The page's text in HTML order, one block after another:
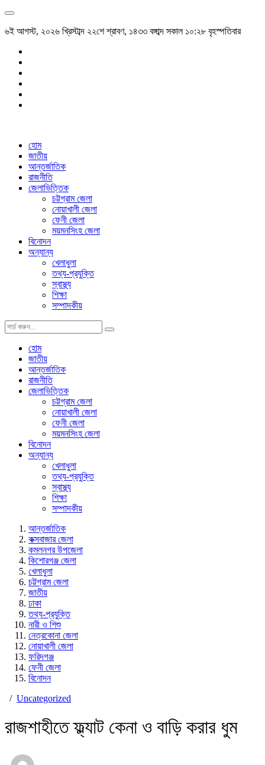
৬ই আগস্ট, ২০২৬ খ্রিস্টাব্দ ২২শে শ্রাবণ, ১৪৩৩ বঙ্গাব্দ সকাল ১০:২৮ বৃহস্পতিবার
হোম
জাতীয়
আন্তর্জাতিক
রাজনীতি
জেলাভিত্তিক
চট্টগ্রাম জেলা
নোয়াখালী জেলা
ফেনী জেলা
ময়মনসিংহ জেলা
বিনোদন
অন্যান্য
খেলাধুলা
তথ্য-প্রযুক্তি
স্বাস্থ্য
শিক্ষা
সম্পাদকীয়
হোম
জাতীয়
আন্তর্জাতিক
রাজনীতি
জেলাভিত্তিক
চট্টগ্রাম জেলা
নোয়াখালী জেলা
ফেনী জেলা
ময়মনসিংহ জেলা
বিনোদন
অন্যান্য
খেলাধুলা
তথ্য-প্রযুক্তি
স্বাস্থ্য
শিক্ষা
সম্পাদকীয়
আন্তর্জাতিক
কক্সবাজার জেলা
কমলনগর উপজেলা
কিশোরগঞ্জ জেলা
খেলাধুলা
চট্টগ্রাম জেলা
জাতীয়
ঢাকা
তথ্য-প্রযুক্তি
নারী ও শিশু
নেত্রকোনা জেলা
নোয়াখালী জেলা
ফরিদগঞ্জ
ফেনী জেলা
বিনোদন
/ Uncategorized
রাজশাহীতে ফ্ল্যাট কেনা ও বাড়ি করার ধুম